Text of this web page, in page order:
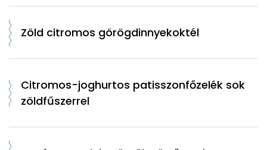
Zöld citromos görögdinnyekoktél
Citromos-joghurtos patisszonfőzelék sok
zöldfűszerrel